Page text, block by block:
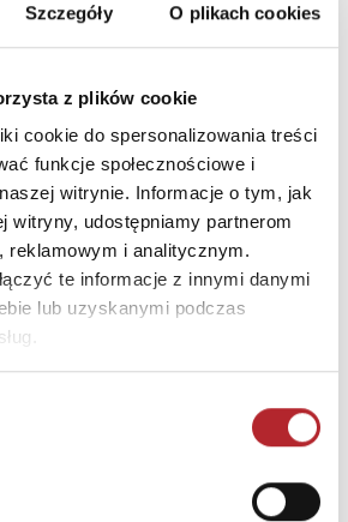
Szczegóły O plikach cookies
z plików cookie
cookie do spersonalizowania treści
funkcje społecznościowe i
witrynie. Informacje o tym, jak
witryny, udostępniamy partnerom
reklamowym i analitycznym.
te informacje z innymi danymi
lub uzyskanymi podczas
biuro@adamigo.pl